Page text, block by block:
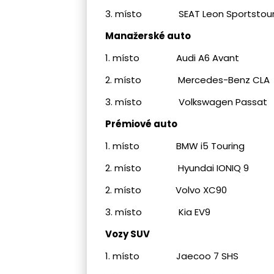
3. místo SEAT Leon
Manažerské auto
1. místo Audi A6 Avant
2. místo Mercedes-Benz
3. místo Volkswagen Passat
Prémiové auto
1. místo BMW i5 Touring
2. místo Hyundai IONIQ 9
2. místo Volvo XC90
3. místo Kia EV9
Vozy SUV
1. místo Jaecoo 7 SHS